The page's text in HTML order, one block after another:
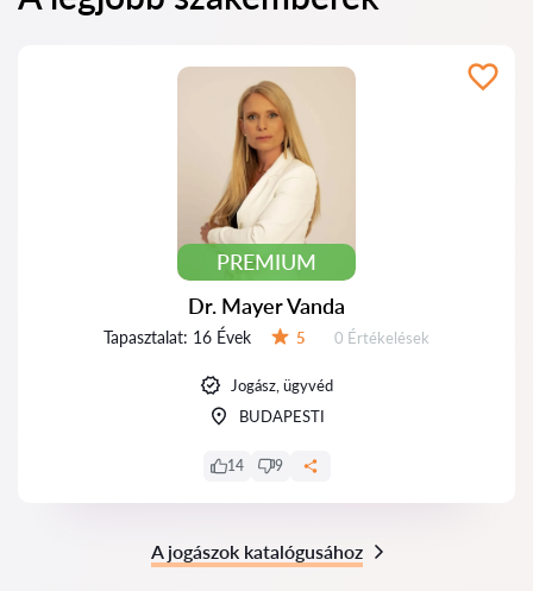
PREMIUM
Dr. Mayer Vanda
Tapasztalat: 16 Évek 5 Értékelések:
0 Értékelések
Jogász, ügyvéd
BUDAPESTI
14 9
A jogászok katalógusához